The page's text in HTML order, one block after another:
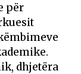
për
dhjetëra